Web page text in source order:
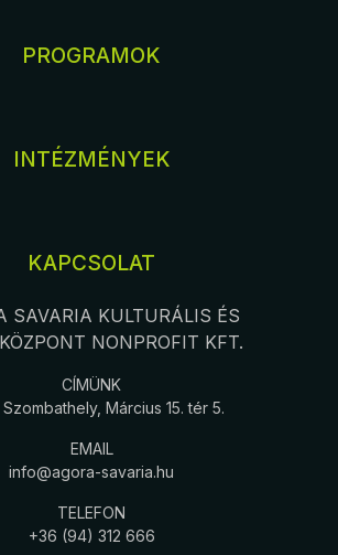
PROGRAMOK
INTÉZMÉNYEK
KAPCSOLAT
SAVARIA KULTURÁLIS ÉS
NONPROFIT KFT.
CÍMÜNK
Március 15. tér 5.
EMAIL
info@agora-savaria.hu
TELEFON
+36 (94) 312 666